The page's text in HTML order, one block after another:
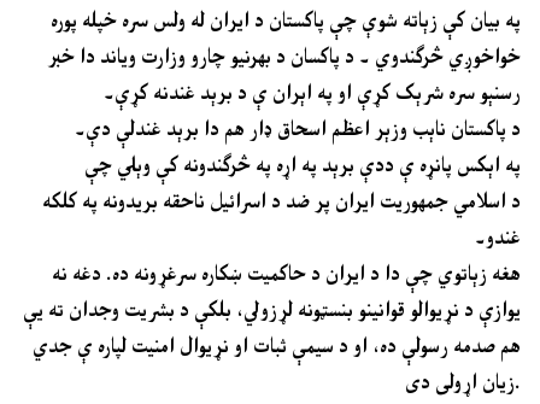
په بیان کې زېاته شوې چې پاکستان د ایران له ولس سره خپله پوره
خواخوږي څرګندوي ۔ د پاکسان د بهرنیو چارو وزارت ویاند دا خبر
رسنېو سره شرېک کړې او په اېران ې د برېد غندنه کړې۔
د پاکستان ناېب وزېر اعظم اسحاق ډار هم دا برېد غندلې دې۔
په اېکس پانړه ې ددې برېد په اړه په څرګندونه کې وېلي چې
د اسلامي جمهوريت ایران پر ضد د اسرائیل ناحقه بریدونه په کلکه
غندو۔
هغه زېاتوي چې دا د ایران د حاکمیت ښکاره سرغړونه ده. دغه نه
يوازې د نړیوالو قوانینو بنسټونه لړزولي، بلکې د بشريت وجدان ته يې
هم صدمه رسولې ده، او د سیمې ثبات او نړیوال امنیت لپاره ې جدي
زیان اړولی دی.